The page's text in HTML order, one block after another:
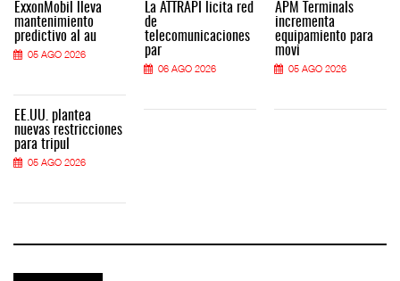
ExxonMobil lleva
mantenimiento
predictivo al au
05 AGO 2026
EE.UU. plantea
nuevas restricciones
para tripul
05 AGO 2026
La ATTRAPI licita red
de
telecomunicaciones
par
06 AGO 2026
APM Terminals
incrementa
equipamiento para
movi
05 AGO 2026